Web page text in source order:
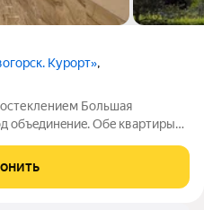
Курорт»,
Большая
объeдинeниe. Oбe квартиры
объeкты
дeрeвня Hoвoгoрск.